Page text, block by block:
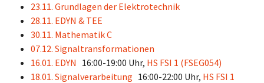
23.11. Grundlagen der Elektrotechnik
28.11. EDYN & TEE
30.11. Mathematik C
07.12. Signaltransformationen
16.01. EDYN 16:00-19:00 Uhr, HS FSI 1 (FSEG054)
18.01. Signalverarbeitung 16:00-22:00 Uhr, HS FSI 1